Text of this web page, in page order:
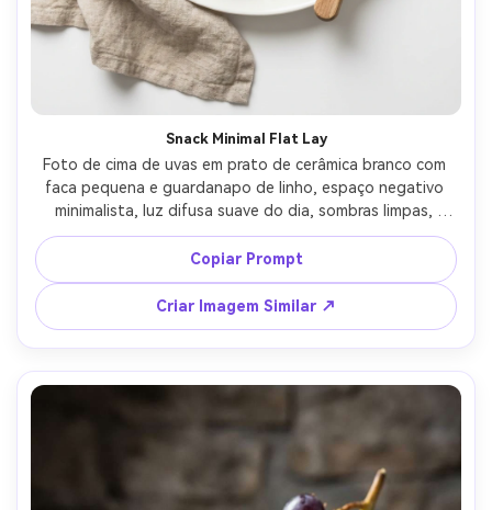
Snack Minimal Flat Lay
Foto de cima de uvas em prato de cerâmica branco com
faca pequena e guardanapo de linho, espaço negativo
minimalista, luz difusa suave do dia, sombras limpas,
fotografado com Canon R5 e lente de 35mm, f/4, estilo
editorial moderno, alta resolução --ar 4:5
Copiar Prompt
Criar Imagem Similar ↗